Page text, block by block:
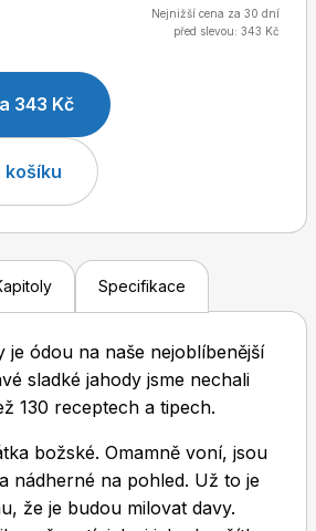
nejlepší koláče, dezerty i dorty.
ani na zavařování. Snadno vás
jsou skvělé i naslano! Víme to
recepty jsme totiž uvařili a
časopisu Apetit.
Nejnižší cena za 30 dní
před slevou: 343 Kč
343 Kč
košíku
Specifikace
je ódou na naše nejoblíbenější
sladké jahody jsme nechali
130 receptech a tipech.
božské. Omamně voní, jsou
nádherné na pohled. Už to je
že je budou milovat davy.